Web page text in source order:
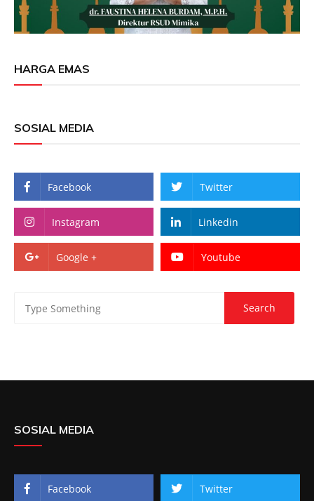
HARGA EMAS
SOSIAL MEDIA
Facebook Twitter
Instagram Linkedin
Google + Youtube
SOSIAL MEDIA
Facebook Twitter